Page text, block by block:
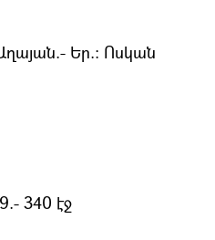
Եր.։ Ոսկան
340 էջ